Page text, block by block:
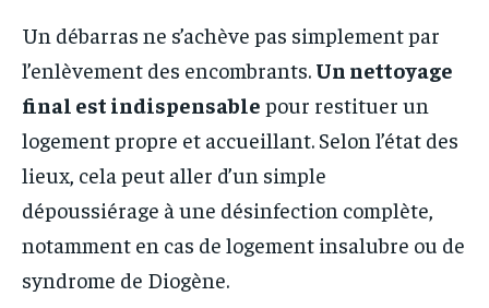
Un débarras ne s’achève pas simplement par
l’enlèvement des encombrants. Un nettoyage
final est indispensable pour restituer un
logement propre et accueillant. Selon l’état des
lieux, cela peut aller d’un simple
dépoussiérage à une désinfection complète,
notamment en cas de logement insalubre ou de
syndrome de Diogène.